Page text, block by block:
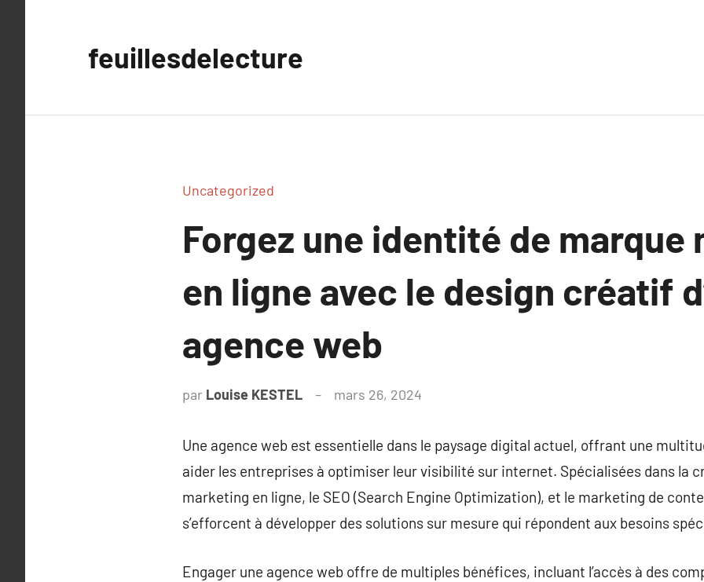
feuillesdelecture
Uncategorized
Forgez une identité de marque
en ligne avec le design créatif
agence web
par Louise KESTEL mars 26, 2024
Une agence web est essentielle dans le paysage digital actuel, offrant une
aider les entreprises à optimiser leur visibilité sur internet. Spécialisées dans la
marketing en ligne, le SEO (Search Engine Optimization), et le marketing de
s’efforcent à développer des solutions sur mesure qui répondent aux besoins
Engager une agence web offre de multiples bénéfices, incluant l’accès à des